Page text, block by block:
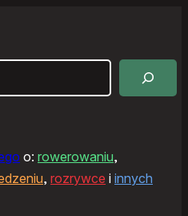
o: rowerowaniu,
, rozrywce i innych